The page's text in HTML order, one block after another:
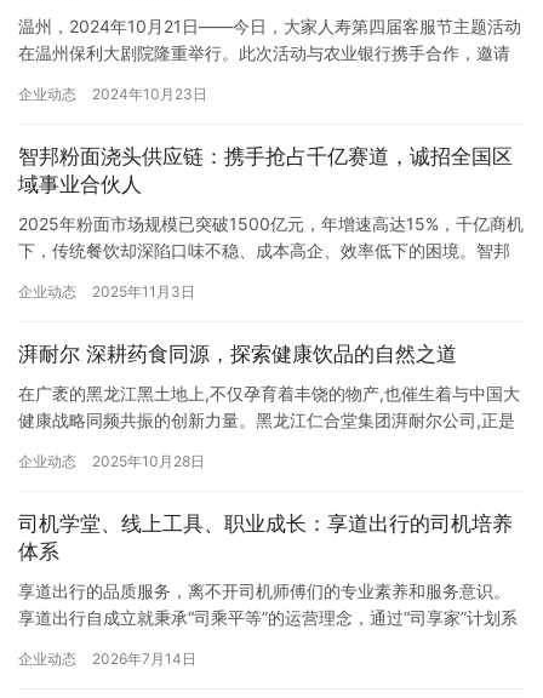
温州，2024年10月21日——今日，大家人寿第四届客服节主题活动
在温州保利大剧院隆重举行。此次活动与农业银行携手合作，邀请
活动以《圆舞曲的秘密》为开场，这部集悬疑与艺术于一体的舞台
听觉的极致享受，传递了关于信任与坚持的深刻主题。为了确保现…
企业动态 2024年10月23日
智邦粉面浇头供应链：携手抢占千亿赛道，诚招全国区
域事业合伙人
2025年粉面市场规模已突破1500亿元，年增速高达15%，千亿商机
下，传统餐饮却深陷口味不稳、成本高企、效率低下的困境。智邦
键，现开放全国区域事业合伙人招募，邀您共掌餐饮供应链黄金风
于东莞市智邦食品有限公司，是专注于粉面领域的食品综合服务…
企业动态 2025年11月3日
湃耐尔 深耕药食同源，探索健康饮品的自然之道
在广袤的黑龙江黑土地上,不仅孕育着丰饶的物产,也催生着与中国大
健康战略同频共振的创新力量。黑龙江仁合堂集团湃耐尔公司,正是
发的带领下,湃耐尔正以其独特的产业视角和扎实的科研实践,朝着
进。 党建引领与产业报国的深度融合 作为一名有着坚定信念的共…
企业动态 2025年10月28日
司机学堂、线上工具、职业成长：享道出行的司机培养
体系
享道出行的品质服务，离不开司机师傅们的专业素养和服务意识。
享道出行自成立就秉承“司乘平等”的运营理念，通过“司享家”计划系
体验提升和职业发展，提升司机的归属感。从新手司机到品质专车
企业动态 2026年7月14日